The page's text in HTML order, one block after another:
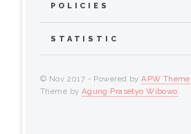
POLICIES
STATISTIC
© Nov 2017 - Powered byAPW
Theme by Agung Prasetyo Wibowo.